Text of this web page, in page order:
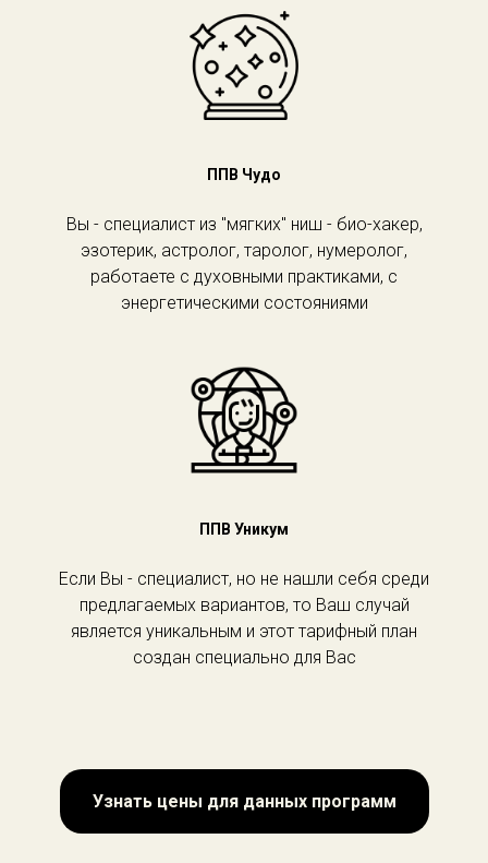
ППВ Чудо
Вы - специалист из "мягких" ниш - био-хакер,
эзотерик, астролог, таролог, нумеролог,
работаете с духовными практиками, с
энергетическими состояниями
ППВ Уникум
Если Вы - специалист, но не нашли себя среди
предлагаемых вариантов, то Ваш случай
является уникальным и этот тарифный план
создан специально для Вас
Узнать цены для данных программ